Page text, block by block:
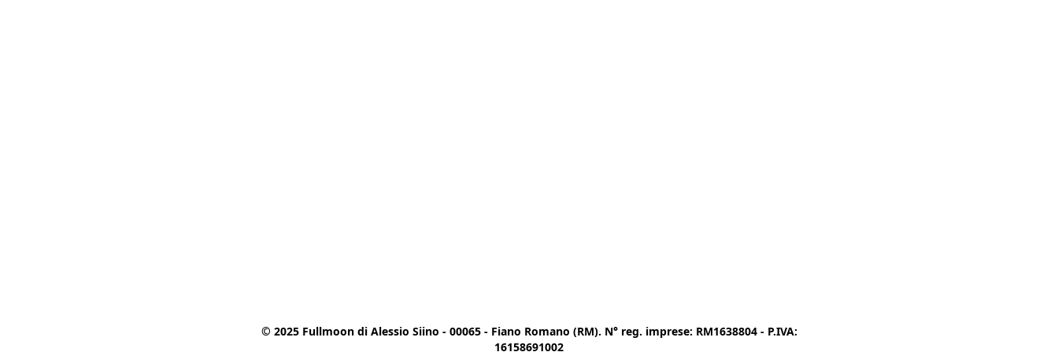
© 2025 Fullmoon di Alessio Siino - 00065 - Fiano Romano (RM). N° reg. imprese: RM1638804 - P.IVA:
16158691002